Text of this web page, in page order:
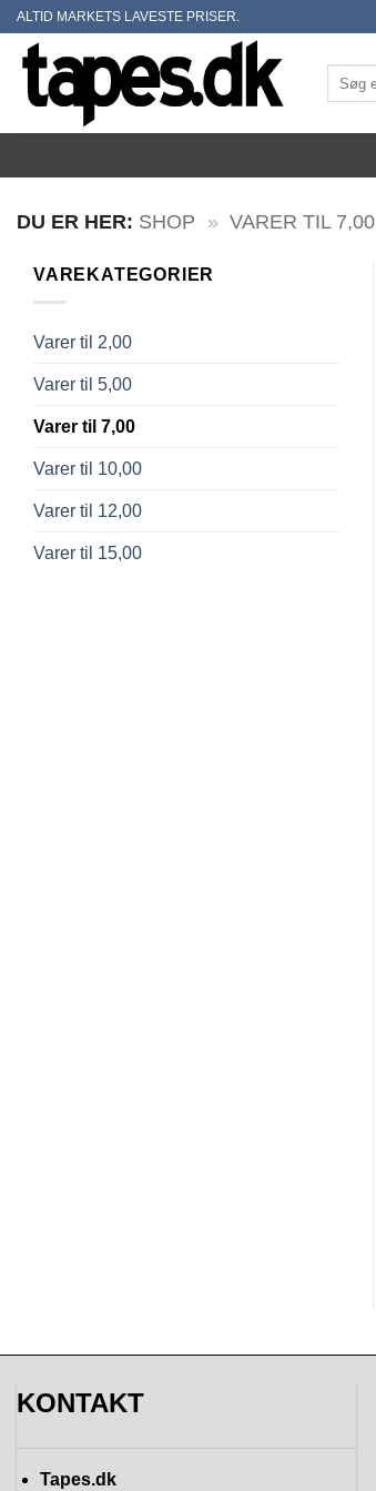
Skip
content
ALTID MARKETS LAVESTE PRISER.
Søg
efter:
DU ER HER: SHOP » VARER TIL 7,00
VAREKATEGORIER
Varer til 2,00
Varer til 5,00
Varer til 7,00
Varer til 10,00
Varer til 12,00
Varer til 15,00
KONTAKT
Tapes.dk